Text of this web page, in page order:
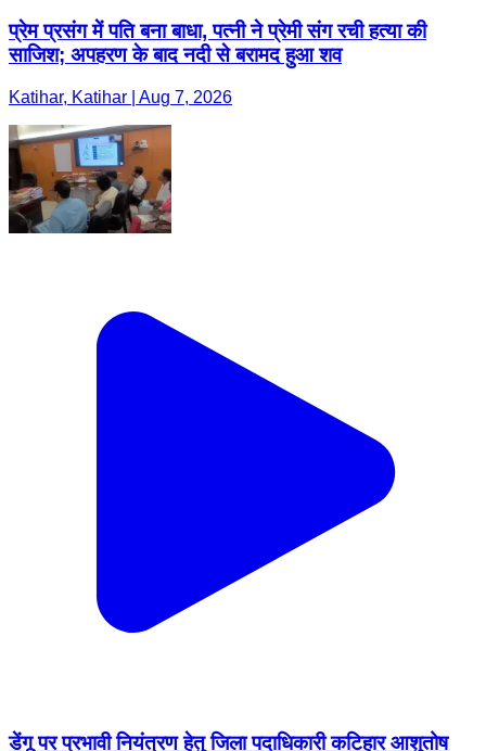
प्रेम प्रसंग में पति बना बाधा, पत्नी ने प्रेमी संग रची हत्या की
साजिश; अपहरण के बाद नदी से बरामद हुआ शव
Katihar, Katihar | Aug 7, 2026
डेंगू पर प्रभावी नियंत्रण हेतु जिला पदाधिकारी कटिहार आशुतोष